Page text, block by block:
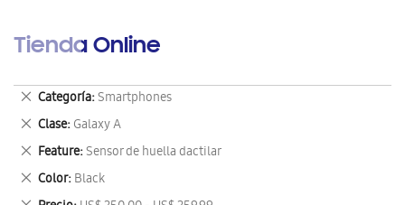
Tienda Online
Categoría Smartphones
Eliminar
este
artículo
Clase Galaxy A
Eliminar
este
artículo
Feature Sensor de huella dactilar
Eliminar
este
artículo
Color Black
Eliminar
este